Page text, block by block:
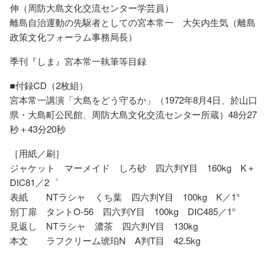
伸（周防大島文化交流センター学芸員）
離島自治運動の先駆者としての宮本常一 大矢内生気（離島
政策文化フォーラム事務局長）
季刊『しま』宮本常一執筆等目録
■付録CD（2枚組）
宮本常一講演「大島をどう守るか」（1972年8月4日、於山口
県・大島町公民館、周防大島文化交流センター所蔵）48分27
秒＋43分20秒
［用紙／刷］
ジャケット マーメイド しろ砂 四六判Y目 160kg K＋
DIC81／2゜
表紙 NTラシャ くち葉 四六判Y目 100kg K／1°
別丁扉 タントO-56 四六判Y目 100kg DIC485／1°
見返し NTラシャ 濃茶 四六判Y目 130kg
本文 ラフクリーム琥珀N A判T目 42.5kg